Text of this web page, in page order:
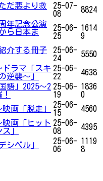
だ悪より救
25-07-
08
8824
年記念公演
ら日本ま
25-06-
25
1614
9
介する冊子
25-06-
24
5550
ドラマ「スキ
逆襲～」
25-06-
22
4638
語」2025～2 25-06-
19
1836
0
画「脱走」
25-06-
15
4560
映画「ヒット
」
25-06-
08
4395
シベル」
25-06-
06
1119
8